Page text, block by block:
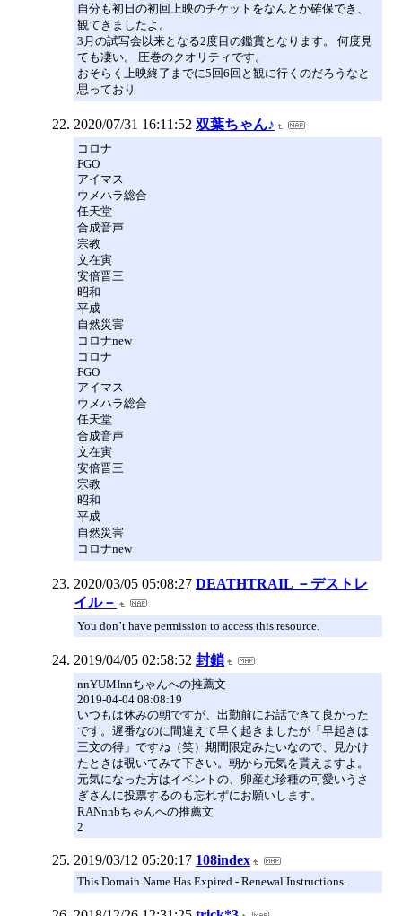
自分も初日の初回上映のチケットをなんとか確保でき、
観てきましたよ。
3月の試写会以来となる2度目の鑑賞となります。 何度見
ても凄い。 圧巻のクオリティです。
おそらく上映終了までに5回6回と観に行くのだろうなと
思っており
2020/07/31 16:11:52 双葉ちゃん♪
コロナ
FGO
アイマス
ウメハラ総合
任天堂
合成音声
宗教
文在寅
安倍晋三
昭和
平成
自然災害
コロナnew
コロナ
FGO
アイマス
ウメハラ総合
任天堂
合成音声
文在寅
安倍晋三
宗教
昭和
平成
自然災害
コロナnew
2020/03/05 05:08:27 DEATHTRAIL －デストレ
イル－
You don’t have permission to access this resource.
2019/04/05 02:58:52 封鎖
nnYUMInnちゃんへの推薦文
2019-04-04 08:08:19
いつもは休みの朝ですが、出勤前にお話できて良かった
です。遅番なのに間違えて早く起きましたが「早起きは
三文の得」ですね（笑）期間限定みたいなので、見かけ
たときは覗いてみて下さい。朝から元気を貰えますよ。
元気になった方はイベントの、卵産む珍種の可愛いうさ
ぎさんに投票するのも忘れずにお願いします。
RANnnbちゃんへの推薦文
2
2019/03/12 05:20:17 108index
This Domain Name Has Expired - Renewal Instructions.